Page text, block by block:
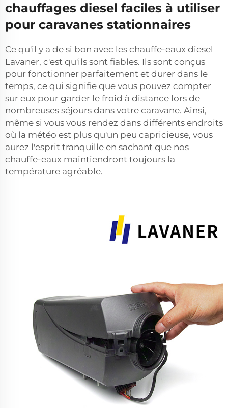
chauffages diesel faciles à utiliser
pour caravanes stationnaires
Ce qu'il y a de si bon avec les chauffe-eaux diesel
Lavaner, c'est qu'ils sont fiables. Ils sont conçus
pour fonctionner parfaitement et durer dans le
temps, ce qui signifie que vous pouvez compter
sur eux pour garder le froid à distance lors de
nombreuses séjours dans votre caravane. Ainsi,
même si vous vous rendez dans différents endroits
où la météo est plus qu'un peu capricieuse, vous
aurez l'esprit tranquille en sachant que nos
chauffe-eaux maintiendront toujours la
température agréable.